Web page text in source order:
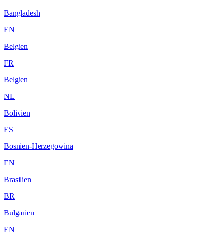
Bangladesh
EN
Belgien
FR
Belgien
NL
Bolivien
ES
Bosnien-Herzegowina
EN
Brasilien
BR
Bulgarien
EN